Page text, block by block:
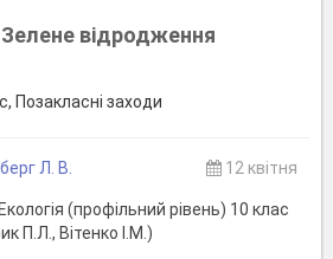
відродження
Позакласні заходи
Л. В. 12 квітня
Екологія (профільний рівень) 10 клас
П.Л., Вітенко І.М.)